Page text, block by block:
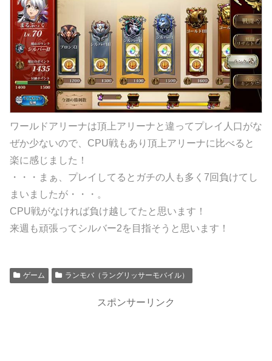
ワールドアリーナは頂上アリーナと違ってプレイ人口がな
ぜか少ないので、CPU戦もあり頂上アリーナに比べると
楽に感じました！
・・・まぁ、プレイしてるとガチの人も多く7回負けてし
まいましたが・・・。
CPU戦がなければ負け越してたと思います！
来週も頑張ってシルバー2を目指そうと思います！
ゲーム ランモバ（ラングリッサーモバイル）
スポンサーリンク